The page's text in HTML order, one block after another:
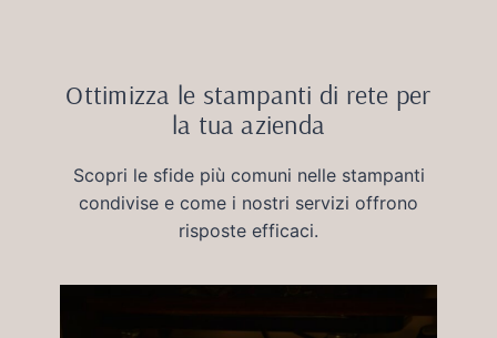
Ottimizza le stampanti di rete per
la tua azienda
Scopri le sfide più comuni nelle stampanti
condivise e come i nostri servizi offrono
risposte efficaci.